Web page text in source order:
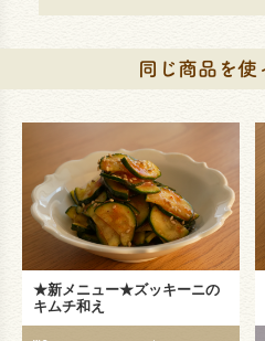
★新メニュー★ズッキーニの
キムチ和え